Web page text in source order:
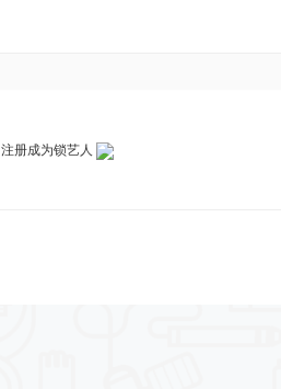
注册成为锁艺人